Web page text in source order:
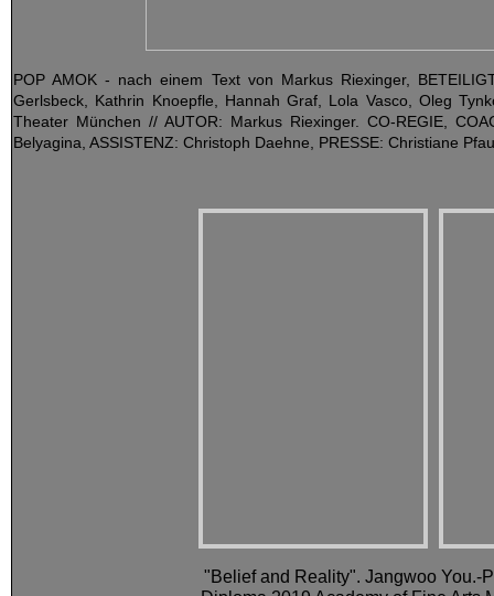
POP AMOK - nach einem Text von Markus Riexinger,
Gerlsbeck, Kathrin Knoepfle, Hannah Graf, Lola Vasco, Oleg
Theater München // AUTOR: Markus Riexinger. CO-REGIE,
Belyagina, ASSISTENZ: Christoph Daehne, PRESSE: Christiane
"Belief and Reality". Jangwoo You.-